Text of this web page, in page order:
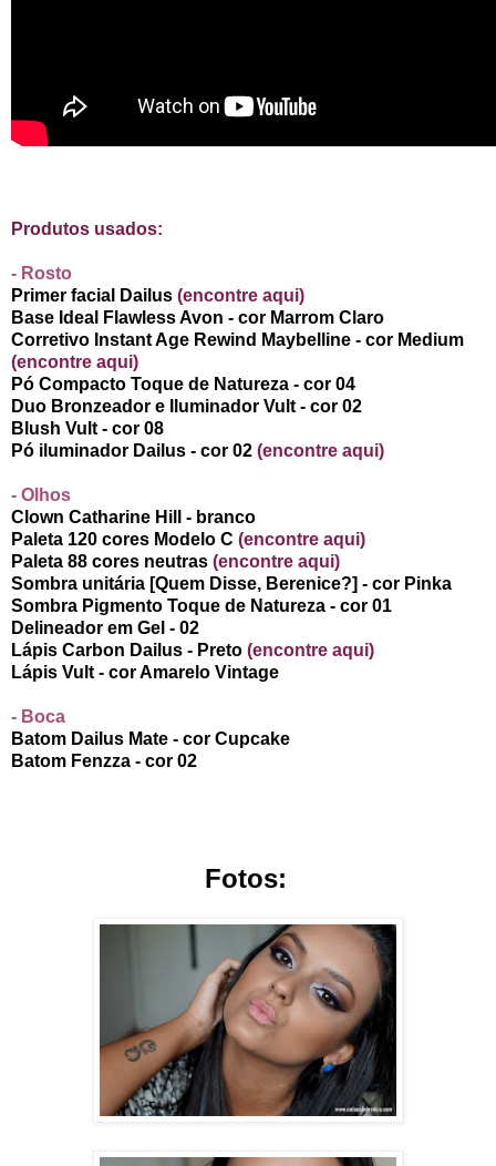
Produtos usados:
- Rosto
Primer facial Dailus (encontre aqui)
Base Ideal Flawless Avon - cor Marrom Claro
Corretivo Instant Age Rewind Maybelline - cor Medium
(encontre aqui)
Pó Compacto Toque de Natureza - cor 04
Duo Bronzeador e Iluminador Vult - cor 02
Blush Vult - cor 08
Pó iluminador Dailus - cor 02 (encontre aqui)
- Olhos
Clown Catharine Hill - branco
Paleta 120 cores Modelo C (encontre aqui)
Paleta 88 cores neutras (encontre aqui)
Sombra unitária [Quem Disse, Berenice?] - cor Pinka
Sombra Pigmento Toque de Natureza - cor 01
Delineador em Gel - 02
Lápis Carbon Dailus - Preto (encontre aqui)
Lápis Vult - cor Amarelo Vintage
- Boca
Batom Dailus Mate - cor Cupcake
Batom Fenzza - cor 02
Fotos: